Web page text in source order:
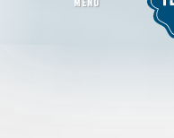
Bau- &
MENU